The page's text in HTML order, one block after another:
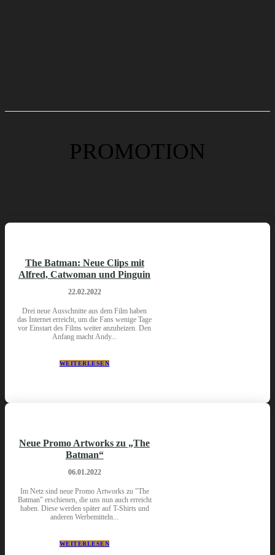
PROMOTION
The Batman: Neue Clips mit
Alfred, Catwoman und Pinguin
22.02.2022
Drei neue Ausschnitte aus dem Film haben
das Internet erreicht, um die Fans wenige Tage
vor Einstart des Films weiter anzuheizen. Den
Anfang macht Andy...
WEITERLESEN
Neue Promo Artworks zu „The
Batman“
06.01.2022
Im Netz sind neue Promo Artworks zu "The
Batman" erschienen, die uns nun auch erreicht
haben. Diese werden später auf T-Shirts und
anderen Werbemitteln...
WEITERLESEN